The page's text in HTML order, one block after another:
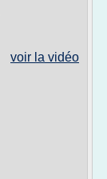
voir la vidéo